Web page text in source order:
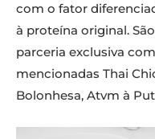
com o fator
à proteína original.
parceria exclusiva
mencionadas Thai
Bolonhesa, Atvm à